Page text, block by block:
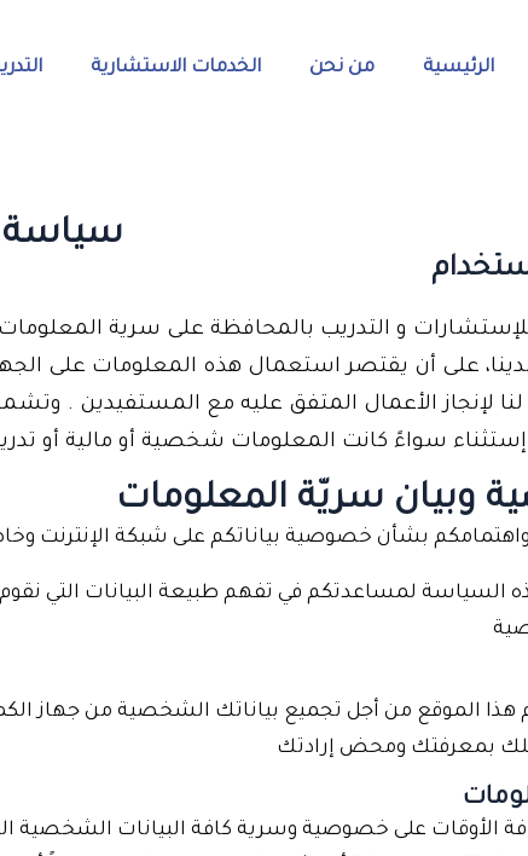
الخدمات الاستشارية من نحن الرئيسية
سياسة
و التدريب بالمحافظة على سرية
على أن يقتصر استعمال هذه المعلومات على
لنا لإنجاز الأعمال المتفق عليه مع المستفيدين .
إستثناء سواءً كانت المعلومات شخصية أو مالية أو
وبيان سريّة المعلومات
بشأن خصوصية بياناتكم على شبكة الإنترنت
السياسة لمساعدتكم في تفهم طبيعة البيانات التي
هذا الموقع من أجل تجميع بياناتك الشخصية من جهاز
بمعرفتك ومحض إرادتك
الأوقات على خصوصية وسرية كافة البيانات الشخصية